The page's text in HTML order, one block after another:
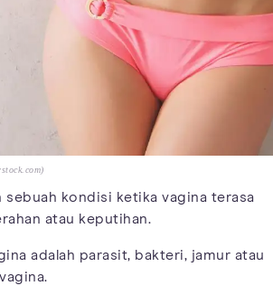
sebuah kondisi ketika vagina terasa
atau keputihan.
adalah parasit, bakteri, jamur atau